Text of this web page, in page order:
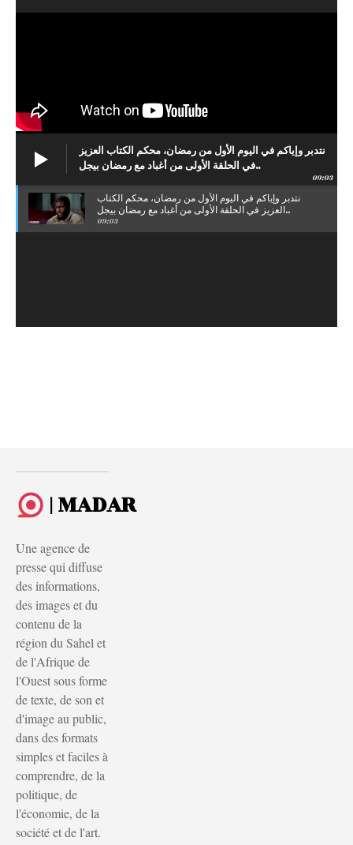
نتدبر وإياكم في اليوم الأول من رمضان، محكم الكتاب العزيز
في الحلقة الأولى من أغباد مع رمضان بيجل..
09:03
نتدبر وإياكم في اليوم الأول من رمضان، محكم الكتاب
العزيز في الحلقة الأولى من أغباد مع رمضان بيجل..
09:03
| MADAR
Une agence de
presse qui diffuse
des informations,
des images et du
contenu de la
région du Sahel et
de l'Afrique de
l'Ouest sous forme
de texte, de son et
d'image au public,
dans des formats
simples et faciles à
comprendre, de la
politique, de
l'économie, de la
société et de l'art.